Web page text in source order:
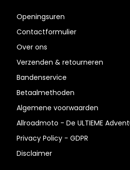
Openingsuren
Contactformulier
Over ons
Verzenden & retourneren
Bandenservice
Betaalmethoden
Algemene voorwaarden
Allroadmoto - De ULTIEME
Privacy Policy - GDPR
Disclaimer